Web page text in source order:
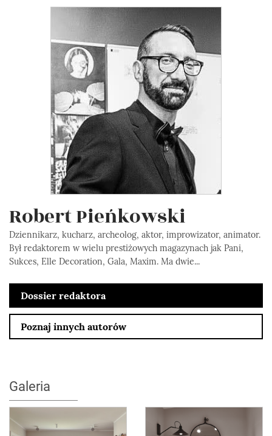
Robert Pieńkowski
Dziennikarz, kucharz, archeolog, aktor, improwizator, animator.
Był redaktorem w wielu prestiżowych magazynach jak Pani,
Sukces, Elle Decoration, Gala, Maxim. Ma dwie...
Dossier redaktora
Poznaj innych autorów
Galeria